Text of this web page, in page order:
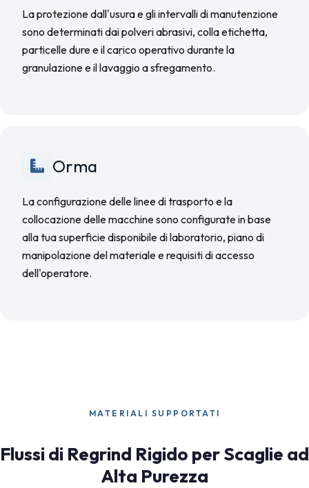
La protezione dall'usura e gli intervalli di manutenzione
sono determinati dai polveri abrasivi, colla etichetta,
particelle dure e il carico operativo durante la
granulazione e il lavaggio a sfregamento.
Orma
La configurazione delle linee di trasporto e la
collocazione delle macchine sono configurate in base
alla tua superficie disponibile di laboratorio, piano di
manipolazione del materiale e requisiti di accesso
dell'operatore.
MATERIALI SUPPORTATI
Flussi di Regrind Rigido per Scaglie ad
Alta Purezza